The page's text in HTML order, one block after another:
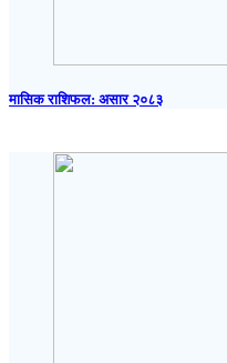
मासिक राशिफल: असार २०८३